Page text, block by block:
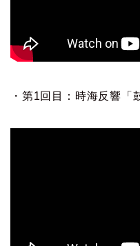
・第1回目：時海反響「